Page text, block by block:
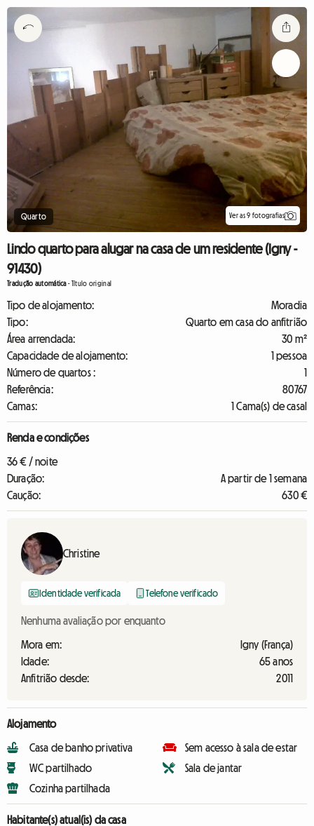
Quarto Ver as 9 fotografias
Lindo quarto para alugar na casa de um residente (Igny -
91430)
Tradução automática-Título original
Tipo de alojamento:
Moradia
Tipo:
Quarto em casa do anfitrião
Área arrendada:
30 m²
Capacidade de alojamento:
1 pessoa
Número de quartos :
1
Referência:
80767
Camas:
1 Cama(s) de casal
Renda e condições
36 € / noite
Duração:
A partir de 1 semana
Caução:
630 €
Christine
Identidade verificada Telefone verificado
Nenhuma avaliação por enquanto
Mora em:
Igny (França)
Idade:
65 anos
Anfitrião desde:
2011
Alojamento
Casa de banho privativa
WC partilhado
Cozinha partilhada
Sem acesso à sala de estar
Sala de jantar
Habitante(s) atual(is) da casa